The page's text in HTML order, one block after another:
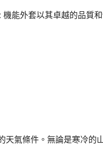
能外套以其卓越的品質
天氣條件。無論是寒冷